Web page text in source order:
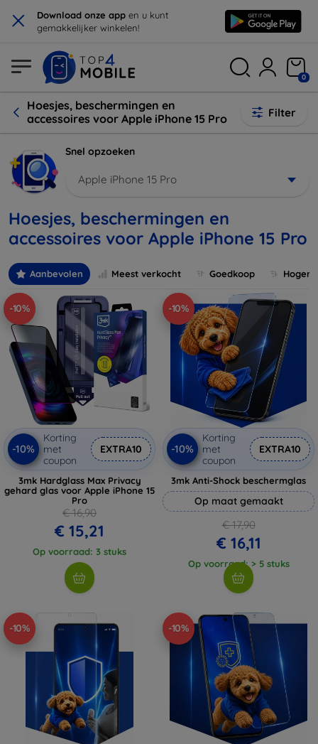
× Download onze app en u kunt
gemakkelijker winkelen!
0
Hoesjes, beschermingen en
accessoires voor Apple iPhone 15 Pro
Filter
Snel opzoeken
Apple iPhone 15 Pro
Hoesjes, beschermingen en
accessoires voor Apple iPhone 15 Pro
Aanbevolen Meest verkocht Goedkoop
-10%
-10%
Korting
met
coupon
EXTRA10
3mk Hardglass Max Privacy
gehard glas voor Apple iPhone 15
Pro
€ 16,90
€ 15,21
Op voorraad: 3 stuks
-10%
-10%
Korting
met
coupon
EXTRA10
3mk Anti-Shock beschermglas
Op maat gemaakt
€ 17,90
€ 16,11
Op voorraad: > 5 stuks
-10% -10%